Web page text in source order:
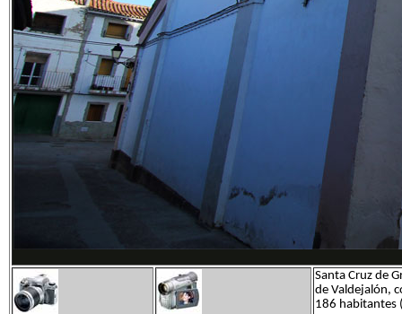
Santa Cruz de
de Valdejalón,
186 habitantes